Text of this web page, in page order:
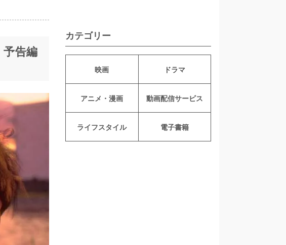
告編
カテゴリー
映画 ドラマ
アニメ・漫画 動画配信サービス
ライフスタイル 電子書籍